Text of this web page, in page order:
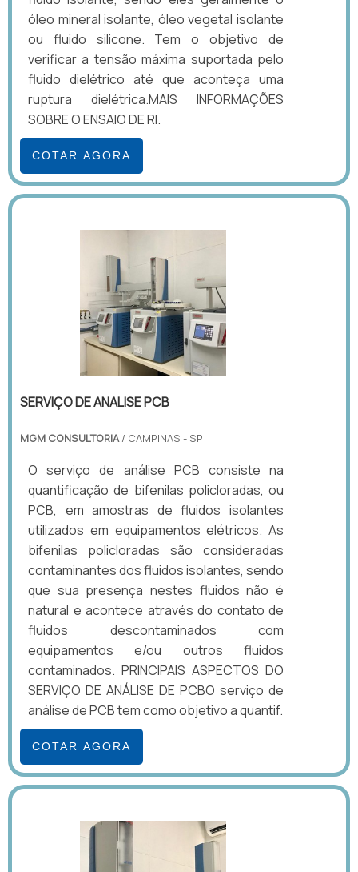
óleo mineral isolante, óleo vegetal isolante
ou fluido silicone. Tem o objetivo de
verificar a tensão máxima suportada pelo
fluido dielétrico até que aconteça uma
ruptura dielétrica.MAIS INFORMAÇÕES
SOBRE O ENSAIO DE RI.
COTAR AGORA
SERVIÇO DE ANALISE PCB
MGM CONSULTORIA/ CAMPINAS - SP
O serviço de análise PCB consiste na
quantificação de bifenilas policloradas, ou
PCB, em amostras de fluidos isolantes
utilizados em equipamentos elétricos. As
bifenilas policloradas são consideradas
contaminantes dos fluidos isolantes, sendo
que sua presença nestes fluidos não é
natural e acontece através do contato de
fluidos descontaminados com
equipamentos e/ou outros fluidos
contaminados. PRINCIPAIS ASPECTOS DO
SERVIÇO DE ANÁLISE DE PCBO serviço de
análise de PCB tem como objetivo a quantif.
COTAR AGORA